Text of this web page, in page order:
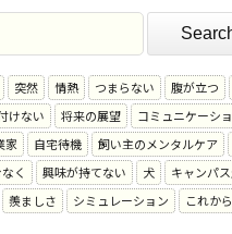
突然 情熱 つまらない 腹が立つ
けない 将来の展望 コミュニケーシ
家 自宅待機 飼い主のメンタルケア
く 興味が持てない 犬 キャンパ
羨ましさ シミュレーション これから